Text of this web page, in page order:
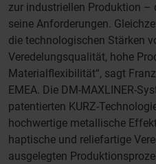
zur industriellen Produktion –
seine Anforderungen.
die technologischen Stärken
Veredelungsqualität, hohe
Materialflexibilität“, sagt
EMEA. Die DM-MAXLINER-
patentierten KURZ-
hochwertige metallische
haptische und reliefartige
ausgelegten